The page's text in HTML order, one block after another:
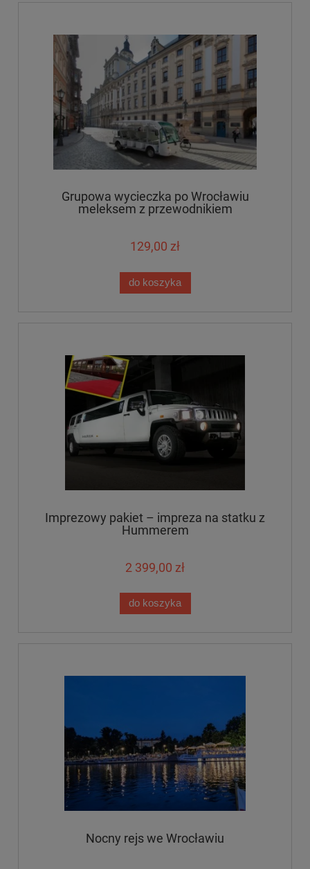
Grupowa wycieczka po Wrocławiu
meleksem z przewodnikiem
129,00 zł
do koszyka
Imprezowy pakiet – impreza na statku z
Hummerem
2 399,00 zł
do koszyka
Nocny rejs we Wrocławiu